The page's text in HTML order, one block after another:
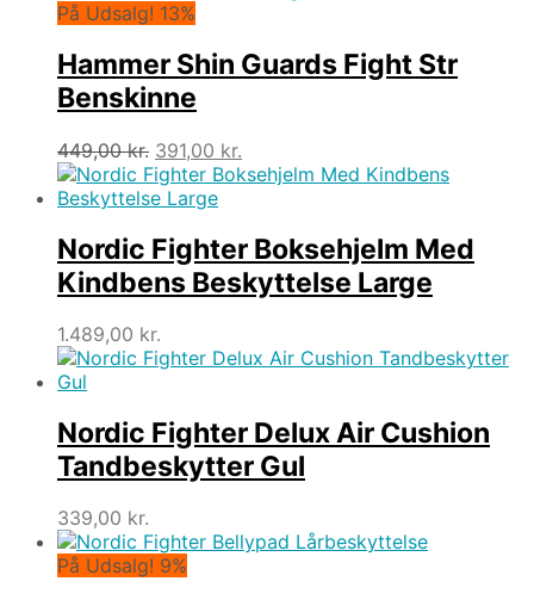
På Udsalg! 13%
Hammer Shin Guards Fight Str
Benskinne
449,00kr. Den
oprindelige
pris
449,00 kr..
391,00 kr.
aktuelle
391,00 kr..
Nordic Fighter Boksehjelm Med
Kindbens Beskyttelse Large
1.489,00 kr.
Nordic Fighter Delux Air Cushion
Tandbeskytter Gul
339,00 kr.
På Udsalg! 9%